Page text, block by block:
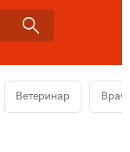
Ветеринар Врач